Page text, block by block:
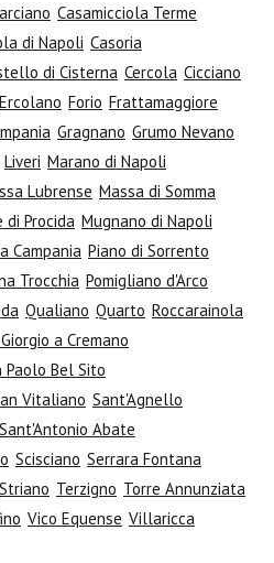
Casamicciola Terme
di Napoli Casoria
di Cisterna Cercola Cicciano
Ercolano Forio Frattamaggiore
Gragnano Grumo Nevano
Liveri Marano di Napoli
Lubrense Massa di Somma
di Procida Mugnano di Napoli
Campania Piano di Sorrento
Trocchia Pomigliano d'Arco
Qualiano Quarto Roccarainola
a Cremano
Paolo Bel Sito
Vitaliano Sant'Agnello
Sant'Antonio Abate
Scisciano Serrara Fontana
Striano Terzigno Torre Annunziata
Vico Equense Villaricca